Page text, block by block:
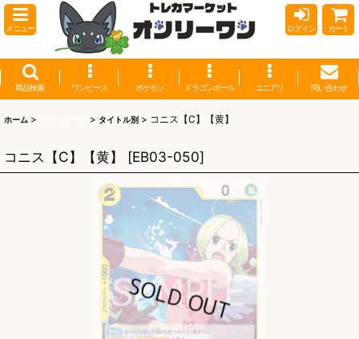
メニュー ログイン カート
商品検索 ワンピース ポケモン ドラゴンボール ユニアリ 問い合わせ
ホーム > > タイトル別 > コニス【C】【黄】
コニス【C】【黄】 [EB03-050]